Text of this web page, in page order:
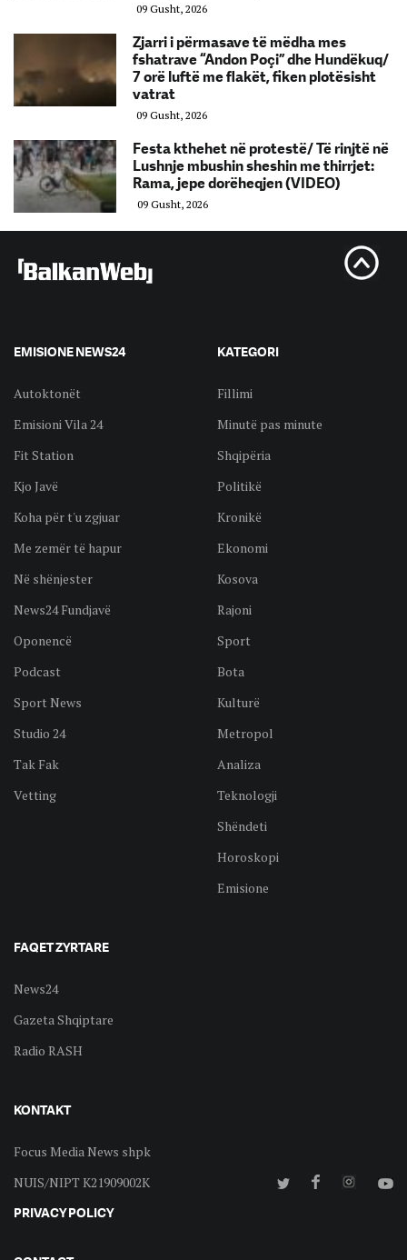
09 Gusht, 2026
Zjarri i përmasave të mëdha mes
fshatrave “Andon Poçi” dhe Hundëkuq/
7 orë luftë me flakët, fiken plotësisht
vatrat
09 Gusht, 2026
Festa kthehet në protestë/ Të rinjtë në
Lushnje mbushin sheshin me thirrjet:
Rama, jepe dorëheqjen (VIDEO)
09 Gusht, 2026
EMISIONE NEWS24
Autoktonët
Emisioni Vila 24
Fit Station
Kjo Javë
Koha për t'u zgjuar
Me zemër të hapur
Në shënjester
News24 Fundjavë
Oponencë
Podcast
Sport News
Studio 24
Tak Fak
Vetting
KATEGORI
Fillimi
Minutë pas minute
Shqipëria
Politikë
Kronikë
Ekonomi
Kosova
Rajoni
Sport
Bota
Kulturë
Metropol
Analiza
Teknologji
Shëndeti
Horoskopi
Emisione
FAQET ZYRTARE
News24
Gazeta Shqiptare
Radio RASH
KONTAKT
Focus Media News shpk
NUIS/NIPT K21909002K
PRIVACY POLICY